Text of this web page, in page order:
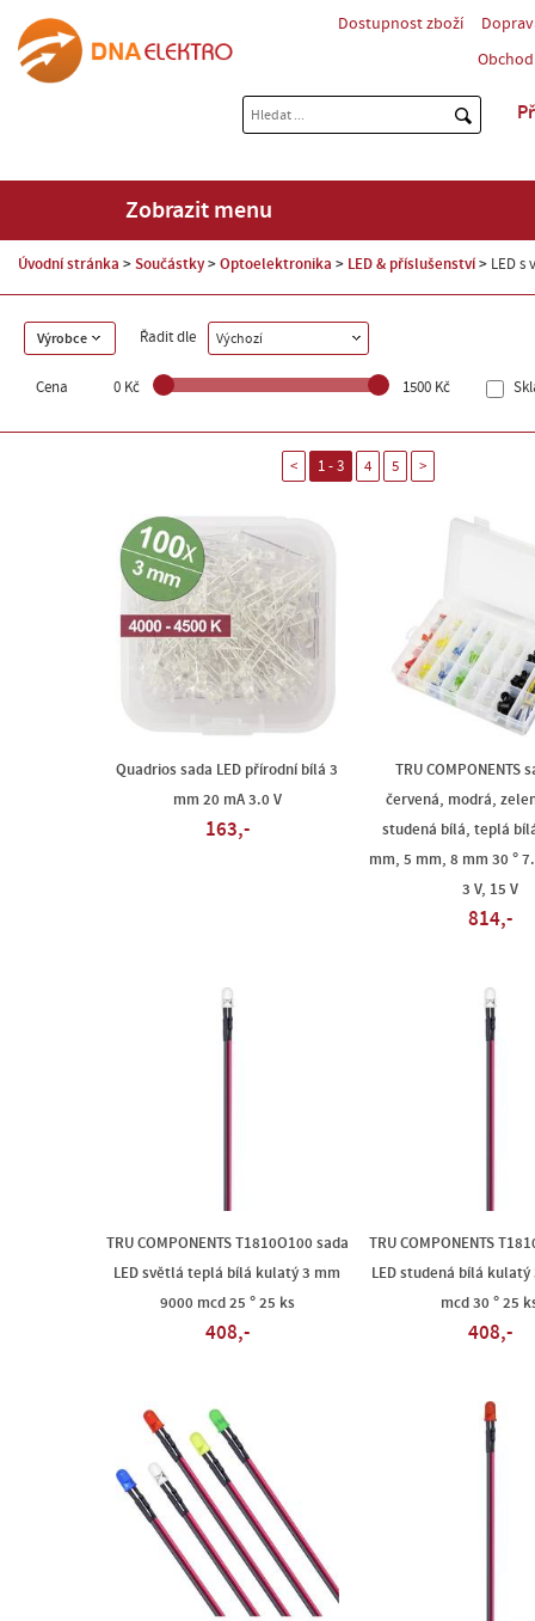
Dostupnost zboží
Zobrazit menu
Úvodní stránka Součástky Optoelektronika LED & příslušenství LED s
Výrobce Řadit dle Výchozí
Cena 0 Kč 1500 Kč
< 1 - 3 4 5 >
Quadrios sada LED přírodní bílá 3
mm 20 mA 3.0 V
163,-
TRU COMPONENTS
červená, modrá,
studená bílá, teplá
mm, 5 mm, 8 mm 30 °
3 V, 15 V
814,-
TRU COMPONENTS T1810O100 sada
LED světlá teplá bílá kulatý 3 mm
9000 mcd 25 ° 25 ks
408,-
TRU COMPONENTS
LED studená bílá kulatý
mcd 30 ° 25
408,-